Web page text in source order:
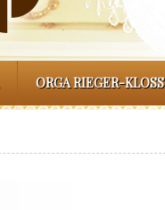
ORGA RIEGER-KLOSS